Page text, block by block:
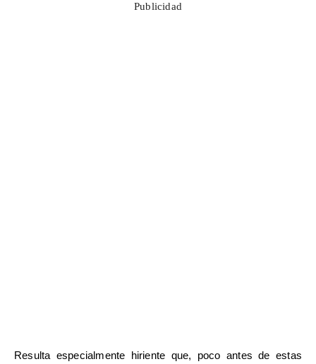
Publicidad
Resulta especialmente hiriente que, poco antes de estas